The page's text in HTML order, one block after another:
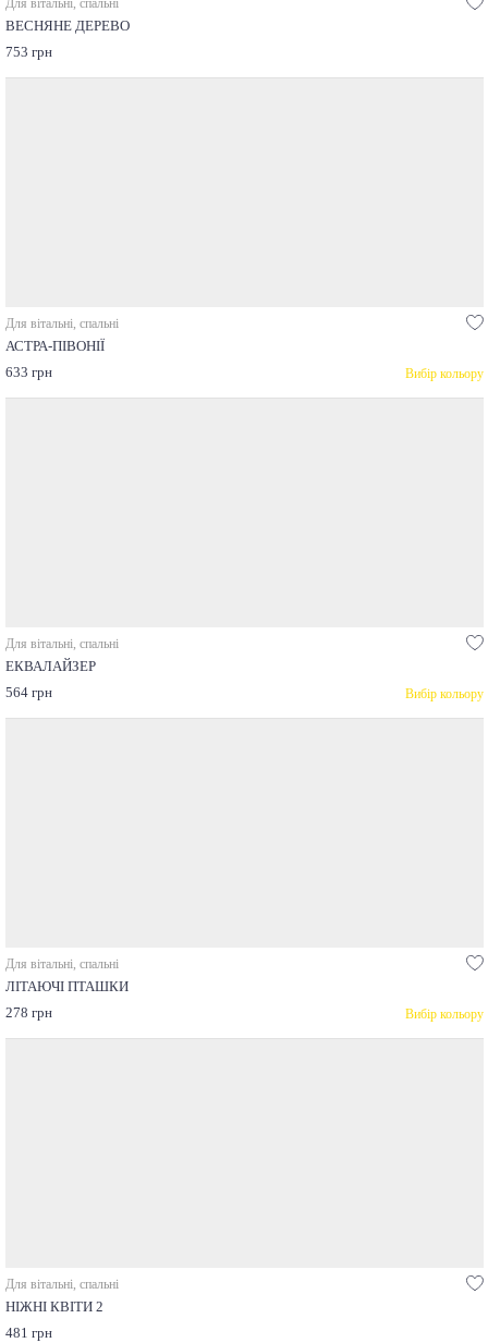
Для вітальні, спальні
ВЕСНЯНЕ ДЕРЕВО
753 грн
Для вітальні, спальні
АСТРА-ПІВОНІЇ
633 грн
Вибір кольору
Для вітальні, спальні
ЕКВАЛАЙЗЕР
564 грн
Вибір кольору
Для вітальні, спальні
ЛІТАЮЧІ ПТАШКИ
278 грн
Вибір кольору
Для вітальні, спальні
НІЖНІ КВІТИ 2
481 грн